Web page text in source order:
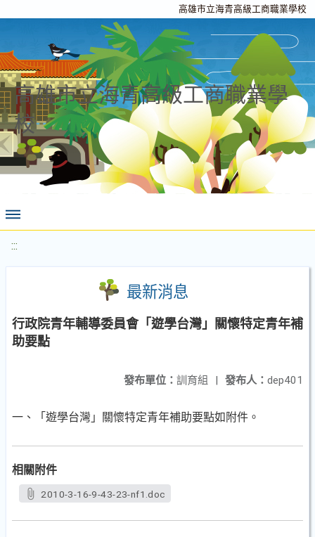
高雄市立海青高級工商職業學校
高雄市立海青高級工商職業學
校
:::
最新消息
行政院青年輔導委員會「遊學台灣」關懷特定青年補
助要點
發布人： dep401
發布單位： 訓育組 |
一、「遊學台灣」關懷特定青年補助要點如附件。
相關附件
2010-3-16-9-43-23-nf1.doc